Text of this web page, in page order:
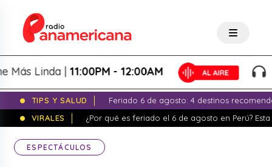
Linda |11:00PM - 12:00AM La
TIPS Y SALUD
Feriado 6 de agosto: 4 destinos
VIRALES
¿Por qué es feriado el 6 de agosto en Perú?
ESPECTÁCULOS